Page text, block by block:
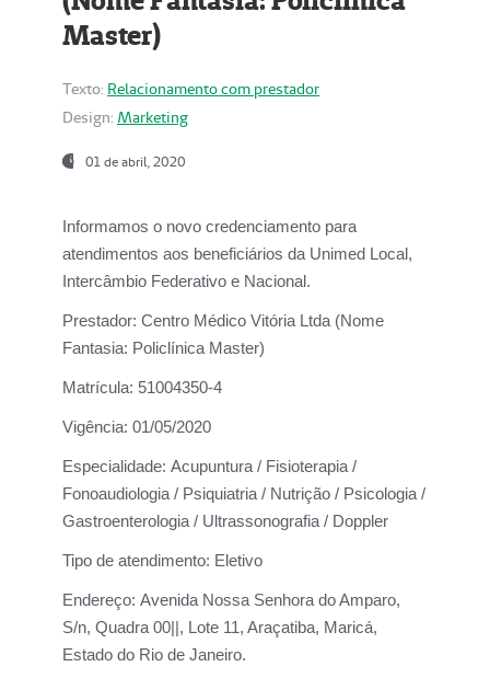
Master)
Texto: Relacionamento com prestador
Design: Marketing
01 de abril, 2020
Informamos o novo credenciamento para
atendimentos aos beneficiários da Unimed Local,
Intercâmbio Federativo e Nacional.
Prestador: Centro Médico Vitória Ltda (Nome
Fantasia: Policlínica Master)
Matrícula: 51004350-4
Vigência: 01/05/2020
Especialidade: Acupuntura / Fisioterapia /
Fonoaudiologia / Psiquiatria / Nutrição / Psicologia /
Gastroenterologia / Ultrassonografia / Doppler
Tipo de atendimento: Eletivo
Endereço: Avenida Nossa Senhora do Amparo,
S/n, Quadra 00||, Lote 11, Araçatiba, Maricá,
Estado do Rio de Janeiro.